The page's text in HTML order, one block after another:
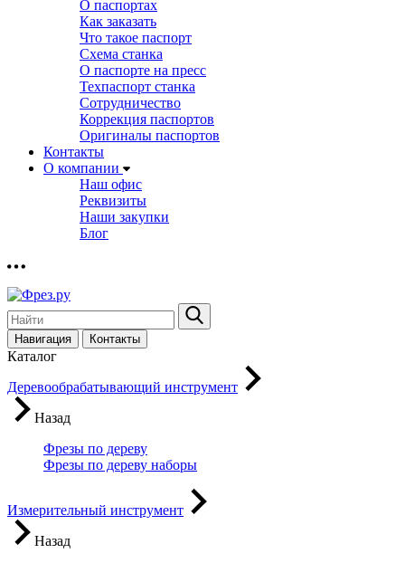
О паспортах
Как заказать
Что такое паспорт
Схема станка
О паспорте на пресс
Техпаспорт станка
Сотрудничество
Коррекция паспортов
Оригиналы паспортов
Контакты
О компании
Наш офис
Реквизиты
Наши закупки
Блог
Навигация Контакты
Каталог
Деревообрабатывающий инструмент
Назад
Фрезы по дереву
Фрезы по дереву наборы
Измерительный инструмент
Назад